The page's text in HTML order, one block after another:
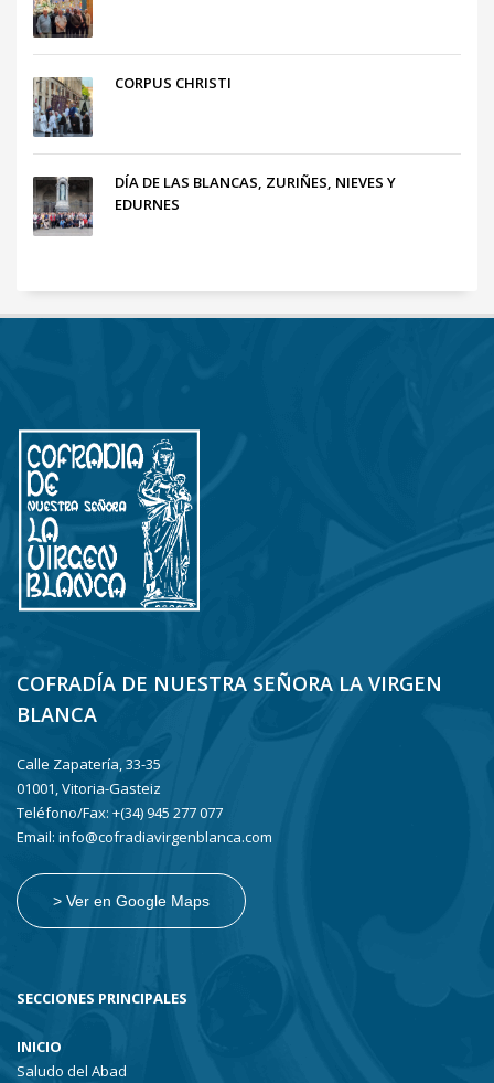
CORPUS CHRISTI
DÍA DE LAS BLANCAS, ZURIÑES, NIEVES Y
EDURNES
COFRADÍA DE NUESTRA SEÑORA LA VIRGEN
BLANCA
Calle Zapatería, 33-35
01001, Vitoria-Gasteiz
Teléfono/Fax: +(34) 945 277 077
Email: info@cofradiavirgenblanca.com
> Ver en Google Maps
SECCIONES PRINCIPALES
INICIO
Saludo del Abad